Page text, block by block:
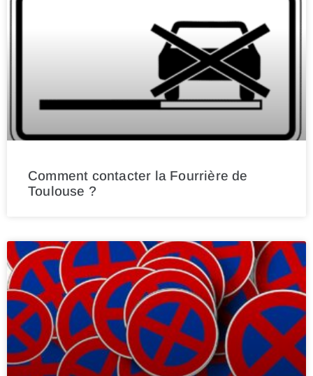
Comment contacter la Fourrière de
Toulouse ?